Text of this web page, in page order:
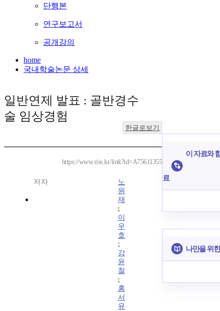
단행본
연구보고서
공개강의
home
국내학술논문 상세
일반연제 발표 : 골반경수
술 임상경험
한글로보기
https://www.riss.kr/link?id=A75611355
저자
노
원
재
;
이
우
호
;
강
윤
철
;
홍
서
유
이 자료와
료
나만을 위